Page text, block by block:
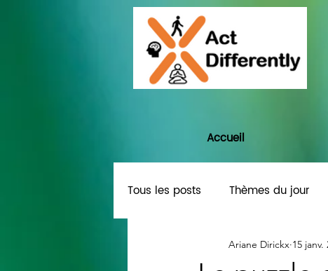
Accueil
Tous les posts Thèmes du jour
Ariane Dirickx 15 janv.